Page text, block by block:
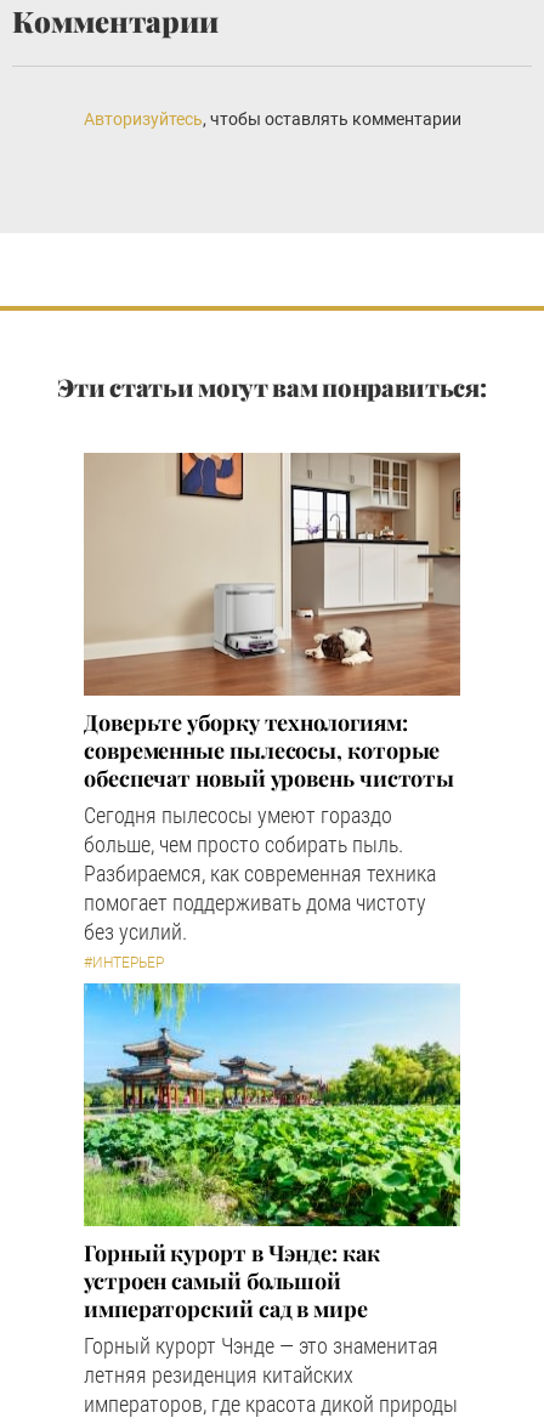
Комментарии
Авторизуйтесь, чтобы оставлять комментарии
Эти статьи могут вам понравиться:
Доверьте уборку технологиям:
современные пылесосы, которые
обеспечат новый уровень чистоты
Сегодня пылесосы умеют гораздо
больше, чем просто собирать пыль.
Разбираемся, как современная техника
помогает поддерживать дома чистоту
без усилий.
#ИНТЕРЬЕР
Горный курорт в Чэнде: как
устроен самый большой
императорский сад в мире
Горный курорт Чэнде — это знаменитая
летняя резиденция китайских
императоров, где красота дикой природы